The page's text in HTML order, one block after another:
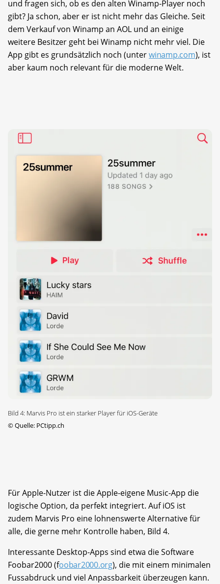
und fragen sich, ob es den alten Winamp-Player noch
gibt? Ja schon, aber er ist nicht mehr das Gleiche. Seit
dem Verkauf von Winamp an AOL und an einige
weitere Besitzer geht bei Winamp nicht mehr viel. Die
App gibt es grundsätzlich noch (unterwinamp.com), ist
aber kaum noch relevant für die moderne Welt.
Bild 4: Marvis Pro ist ein starker Player für iOS-Geräte
©Quelle: PCtipp.ch
Für Apple-Nutzer ist die Apple-eigene Music-App die
logische Option, da perfekt integriert. Auf iOS ist
zudem Marvis Pro eine lohnenswerte Alternative für
alle, die gerne mehr Kontrolle haben, Bild 4.
Interessante Desktop-Apps sind etwa die Software
Foobar2000 (foobar2000.org), die mit einem minimalen
Fussabdruck und viel Anpassbarkeit überzeugen kann.